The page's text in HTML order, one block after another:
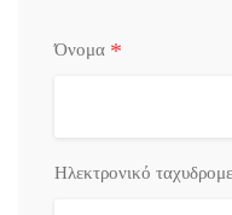
Όνομα *
Ηλεκτρονικό